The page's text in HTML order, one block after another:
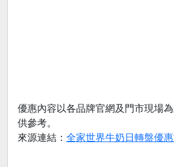
優惠內容以各品牌官網及門市現場
供參考。
來源連結： 全家世界牛奶日轉盤優